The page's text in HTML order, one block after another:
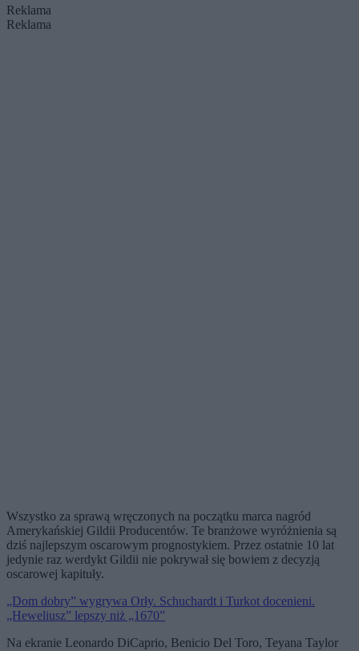
Reklama
Reklama
Wszystko za sprawą wręczonych na początku marca nagród
Amerykańskiej Gildii Producentów. Te branżowe wyróżnienia są
dziś najlepszym oscarowym prognostykiem. Przez ostatnie 10 lat
jedynie raz werdykt Gildii nie pokrywał się bowiem z decyzją
oscarowej kapituły.
„Dom dobry” wygrywa Orły. Schuchardt i Turkot docenieni.
„Heweliusz” lepszy niż „1670”
Na ekranie Leonardo DiCaprio, Benicio Del Toro, Teyana Taylor